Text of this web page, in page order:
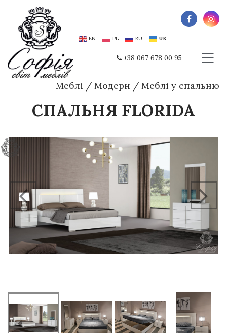
EN PL RU UK
+38 067 678 00 95
Меблі / Модерн / Меблі у спальню
СПАЛЬНЯ FLORIDA